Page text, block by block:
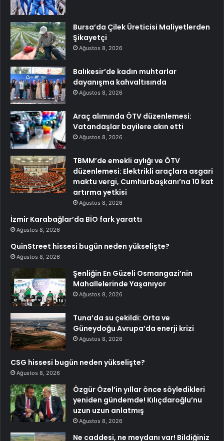
Bursa’da Çilek Üreticisi Maliyetlerden
Şikayetçi
Ağustos 8, 2026
Balıkesir’de kadın muhtarlar
dayanışma kahvaltısında
Ağustos 8, 2026
Araç alımında ÖTV düzenlemesi:
Vatandaşlar bayilere akın etti
Ağustos 8, 2026
TBMM’de emekli aylığı ve ÖTV
düzenlemesi: Elektrikli araçlara asgari
maktu vergi, Cumhurbaşkanı’na 10 kat
artırma yetkisi
Ağustos 8, 2026
İzmir Karabağlar’da BİO fark yarattı
Ağustos 8, 2026
QuinStreet hissesi bugün neden yükselişte?
Ağustos 8, 2026
Şenliğin En Güzeli Osmangazi’nin
Mahallelerinde Yaşanıyor
Ağustos 8, 2026
Tuna’da su çekildi: Orta ve
Güneydoğu Avrupa’da enerji krizi
Ağustos 8, 2026
CSG hissesi bugün neden yükselişte?
Ağustos 8, 2026
Özgür Özel’in yıllar önce söyledikleri
yeniden gündemde! Kılıçdaroğlu’nu
uzun uzun anlatmış
Ağustos 8, 2026
Ne caddesi, ne meydanı var! Bildiğiniz